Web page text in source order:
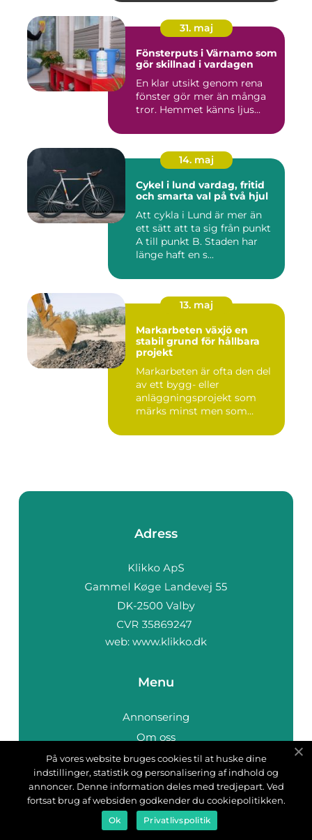
31. maj
Fönsterputs i Värnamo som
gör skillnad i vardagen
En klar utsikt genom rena
fönster gör mer än många
tror. Hemmet känns ljus...
14. maj
Cykel i lund vardag, fritid
och smarta val på två hjul
Att cykla i Lund är mer än
ett sätt att ta sig från punkt
A till punkt B. Staden har
länge haft en s...
13. maj
Markarbeten växjö en
stabil grund för hållbara
projekt
Markarbeten är ofta den del
av ett bygg- eller
anläggningsprojekt som
märks minst men som
Adress
web: www.klikko.dk
Menu
Annonsering
Om oss
Cookies
Kontakta oss
Sitemap
På vores website bruges cookies til at huske dine
indstillinger, statistik og personalisering af indhold og
annoncer. Denne information deles med tredjepart. Ved
fortsat brug af websiden godkender du cookiepolitikken.
Ok Privatlivspolitik